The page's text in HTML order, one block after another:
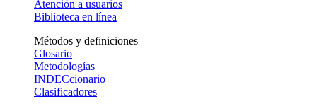
Atención a usuarios
Biblioteca en línea
Métodos y definiciones
Glosario
Metodologías
INDECcionario
Clasificadores